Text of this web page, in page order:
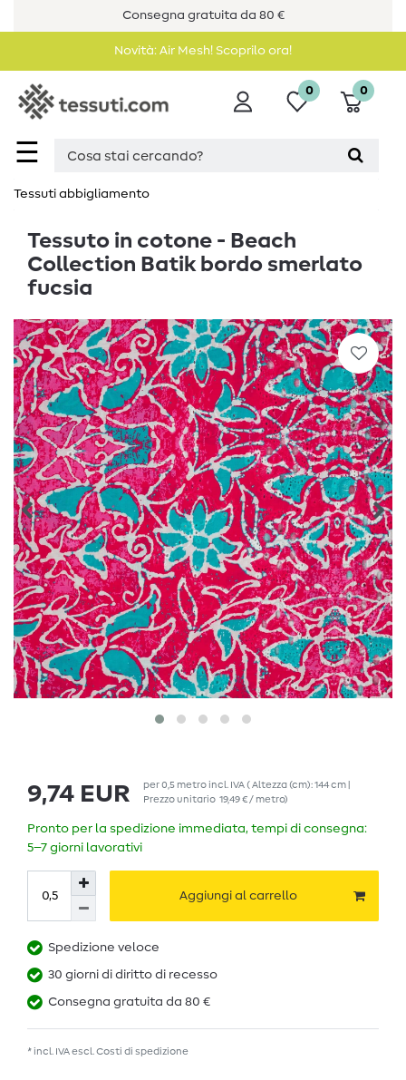
Consegna gratuita da 80 €
Novità: Air Mesh! Scoprilo ora!
☰
0 0
Tessuti abbigliamento
Tessuto in cotone - Beach
Collection Batik bordo smerlato
fucsia
9,74 EUR per0,5 metro incl. IVA( Altezza (cm): 144 cm |
Prezzo unitario 19,49 € / metro)
Pronto per la spedizione immediata, tempi di consegna:
5–7 giorni lavorativi
Aggiungi al carrello
Spedizione veloce
30 giorni di diritto di recesso
Consegna gratuita da 80 €
* incl. IVA escl.Costi di spedizione